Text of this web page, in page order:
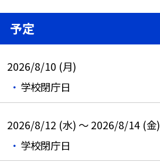
予定
2026/8/10 (月)
学校閉庁日
2026/8/12 (水) ～ 2026/8/14 (金)
学校閉庁日